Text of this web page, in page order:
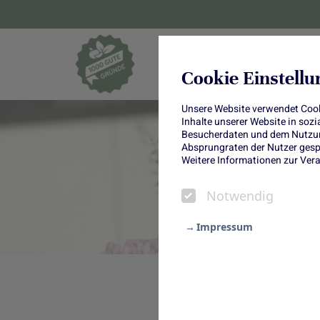
Cookie
Unsere Website verwendet
Inhalte unserer Website in
Besucherdaten und dem
Absprungraten der Nutzer
Weitere Informationen zur
Notwendig
Impressum
Blumen zum Muttertag